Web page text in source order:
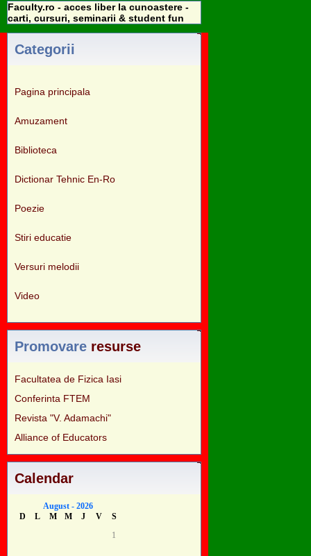
Faculty.ro - acces liber la cunoastere -
carti, cursuri, seminarii & student fun
Categorii
Pagina principala
Amuzament
Biblioteca
Dictionar Tehnic En-Ro
Poezie
Stiri educatie
Versuri melodii
Video
Promovare resurse
Facultatea de Fizica Iasi
Conferinta FTEM
Revista "V. Adamachi"
Alliance of Educators
Calendar
August - 2026
D
L M M J V
S
1